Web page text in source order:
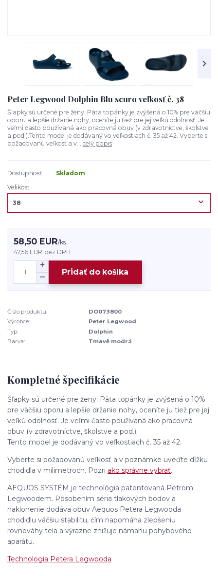
Peter Legwood Dolphin Blu scuro veľkosť č. 38
Šľapky sú určené pre ženy. Päta topánky je zvýšená o 10% pre väčšiu
oporu a lepšie držanie nohy, oceníte ju tiež pre jej veľkú odolnosť. Je
veľmi často používaná ako pracovná obuv (v zdravotníctve, školstve
a pod.).Tento model je dodávaný vo veľkostiach č. 35 až 42. Vyberte si
požadovanú veľkosť a v... celý popis
Dostupnosť
Skladom
Velikost
58,50 EUR/ks
47,56 EUR bez DPH
Pridať do košíka
Číslo produktu:
DO073800
Výrobce:
Peter Legwood
Typ:
Dolphin
Barva:
Tmavě modrá
Kompletné špecifikácie
Šľapky sú určené pre ženy. Päta topánky je zvýšená o 10%
pre väčšiu oporu a lepšie držanie nohy, oceníte ju tiež pre jej
veľkú odolnosť. Je veľmi často používaná ako pracovná
obuv (v zdravotníctve, školstve a pod.).
Tento model je dodávaný vo veľkostiach č. 35 až 42.
Vyberte si požadovanú veľkosť a v poznámke uveďte dĺžku
chodidla v milimetroch. Pozri ako správne vybrať.
AEQUOS SYSTÉM je technológia patentovaná Petrom
Legwoodem. Pôsobením séria tlakových bodov a
naklonenie dodáva obuv Aequos Petera Legwooda
chodidlu väčšiu stabilitu, čím napomáha zlepšeniu
rovnováhy tela a výrazne znižuje námahu pohybového
aparátu.
Technologia Petera Legwooda